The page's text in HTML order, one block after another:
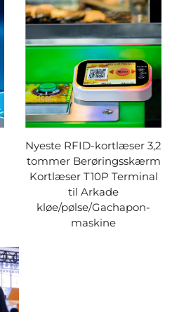
Nyeste RFID-kortlæser 3,2
tommer Berøringsskærm
Kortlæser T10P Terminal
til Arkade
kløe/pølse/Gachapon-
maskine